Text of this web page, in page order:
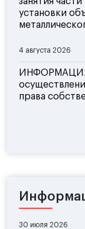
установки
4 августа 2026
права
30 июля 2026